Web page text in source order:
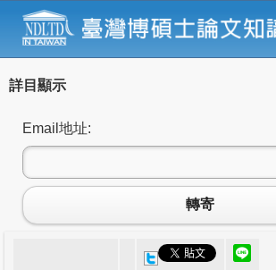
詳目顯示
Email地址:
轉寄